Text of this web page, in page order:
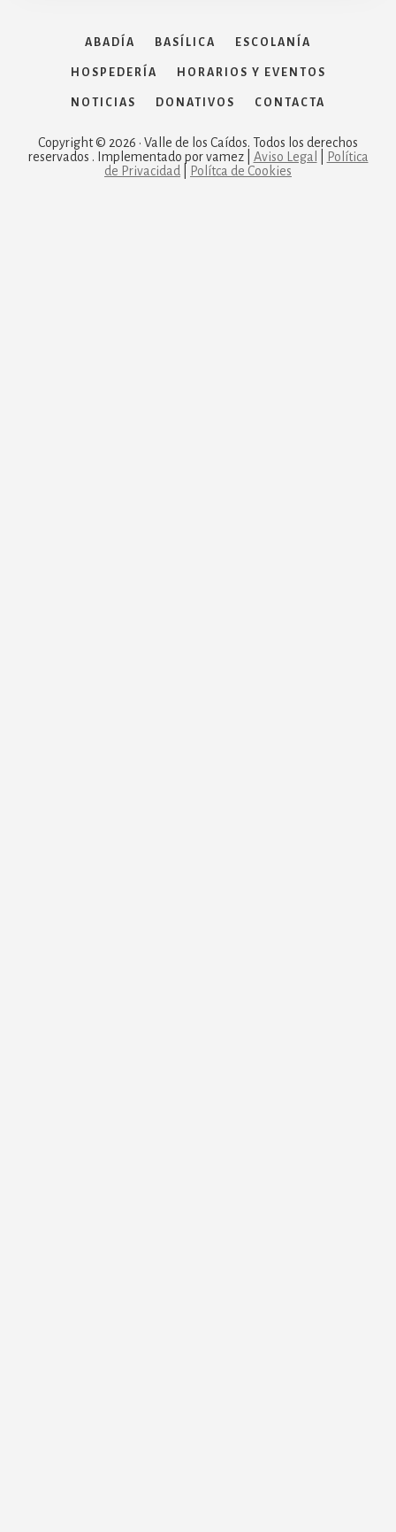
ABADÍA BASÍLICA ESCOLANÍA
HOSPEDERÍA HORARIOS Y EVENTOS
NOTICIAS DONATIVOS CONTACTA
Copyright © 2026 · Valle de los Caídos. Todos los derechos
reservados . Implementado por vamez | Aviso Legal
Política
de Privacidad
Polítca de Cookies